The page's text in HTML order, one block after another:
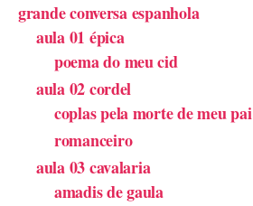
grande conversa espanhola
aula 01 épica
poema do meu cid
aula 02 cordel
coplas pela morte de meu pai
romanceiro
aula 03 cavalaria
amadis de gaula